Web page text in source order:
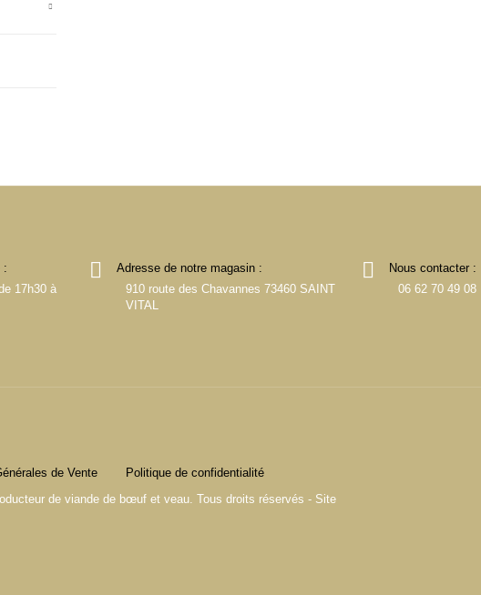
:
17h30 à
Adresse de notre magasin :
910 route des Chavannes 73460 SAINT
VITAL
Nous contacter :
06 62 70 49 08
de Vente
Politique de confidentialité
de viande de bœuf et veau. Tous droits réservés - Site